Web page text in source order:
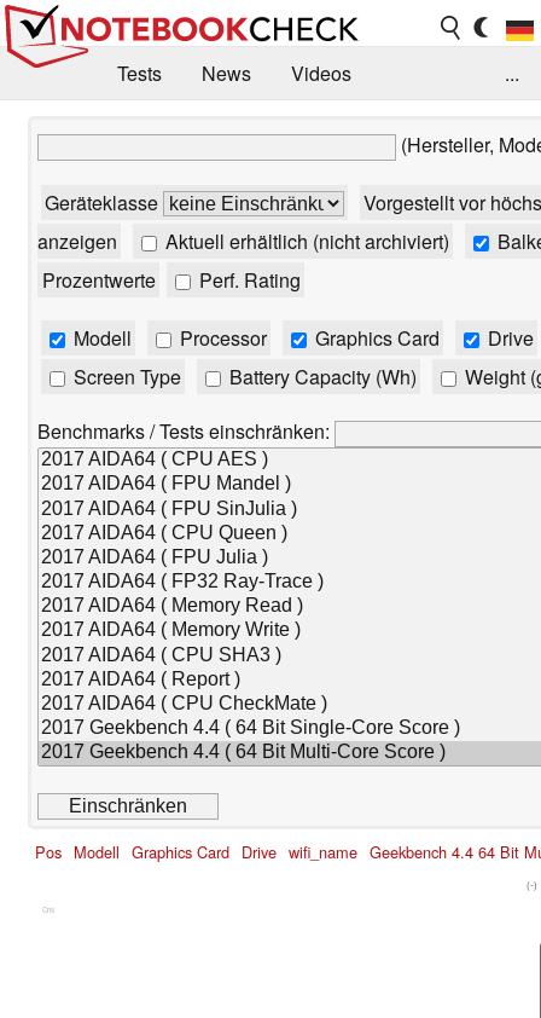
Tests News
Videos
Forum
...
(Hersteller,
Geräteklasse
Vorgestellt vor
anzeigen
Aktuell erhältlich (nicht archiviert)
Prozentwerte
Perf. Rating
Modell Processor Graphics Card
Drive
Screen Type
Battery Capacity (Wh)
Weight
Benchmarks / Tests einschränken:
Pos Modell Graphics Card Drive wifi_name Geekbench 4.4 64 Bit
(-)
Cns